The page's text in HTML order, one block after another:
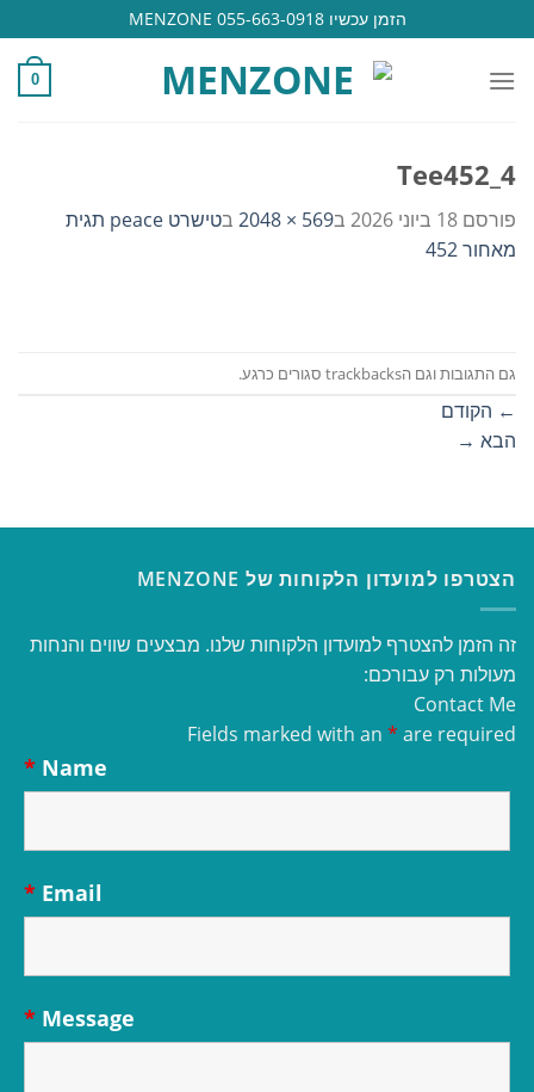
to
content
הזמן עכשיו 055-663-0918 MENZONE
0
Tee452_4
פורסם 18 ביוני 2026 ב569 × 2048 ב
טישרט peace תגית
מאחור 452
גם התגובות וגם הtrackbacks סגורים כרגע.
← הקודם
הבא →
הצטרפו למועדון הלקוחות של MENZONE
זה הזמן להצטרף למועדון הלקוחות שלנו. מבצעים שווים והנחות
מעולות רק עבורכם:
Contact Me
Fields marked with an * are required
Name
*
Email
*
Message
*